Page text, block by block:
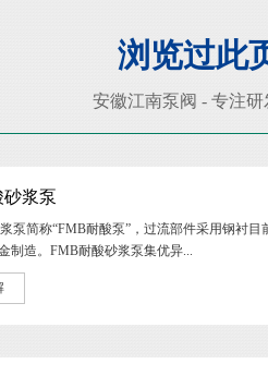
浏览过此
安徽江南泵阀 - 专注
浆泵
泵简称“FMB耐酸泵”，过流部件采用钢衬目
制造。FMB耐酸砂浆泵集优异...